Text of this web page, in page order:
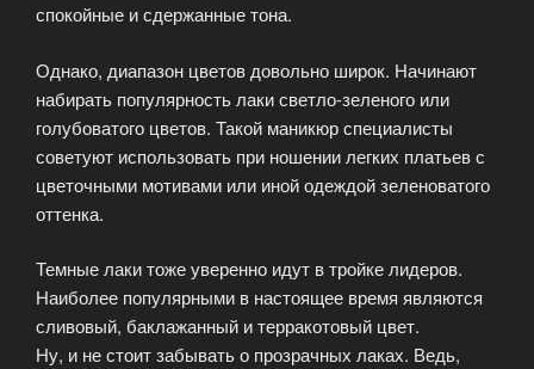
спокойные и сдержанные тона.
Однако, диапазон цветов довольно широк. Начинают
набирать популярность лаки светло-зеленого или
голубоватого цветов. Такой маникюр специалисты
советуют использовать при ношении легких платьев с
цветочными мотивами или иной одеждой зеленоватого
оттенка.
Темные лаки тоже уверенно идут в тройке лидеров.
Наиболее популярными в настоящее время являются
сливовый, баклажанный и терракотовый цвет.
Ну, и не стоит забывать о прозрачных лаках. Ведь,